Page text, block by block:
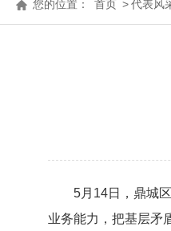
您的位置： 首页 >代表风
5月14日 ， 鼎城区
业务能力 ，把基层矛